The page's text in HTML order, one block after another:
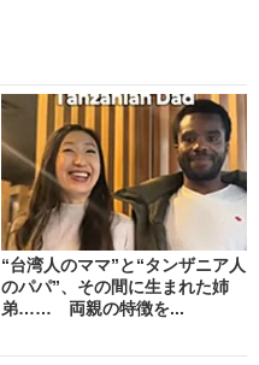
“台湾人のママ”と“タンザニア人
のパパ”、その間に生まれた姉
弟…… 両親の特徴を...